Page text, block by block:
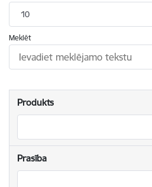
10
Meklēt
Produkts
Prasība